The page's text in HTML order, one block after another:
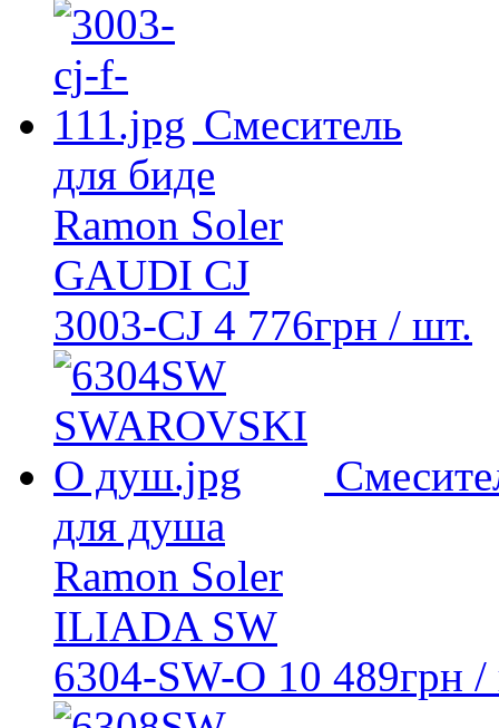
Смеситель
для биде
Ramon Soler
GAUDI CJ
3003-CJ 4 776грн / шт.
для душа
Ramon Soler
ILIADA SW
6304-SW-O 10 489грн /